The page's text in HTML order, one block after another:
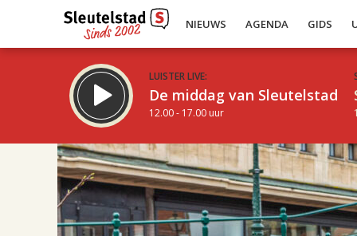
NIEUWS AGENDA GIDS
LUISTER LIVE:
De middag van Sleutelstad
12.00 - 17.00 uur
17.00
Inklappen